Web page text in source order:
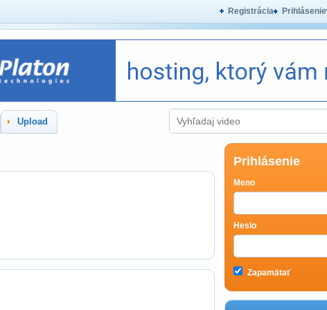
Registrácia Prihlásenie
Upload
Prihlásenie
Meno
Heslo
Zapamätať